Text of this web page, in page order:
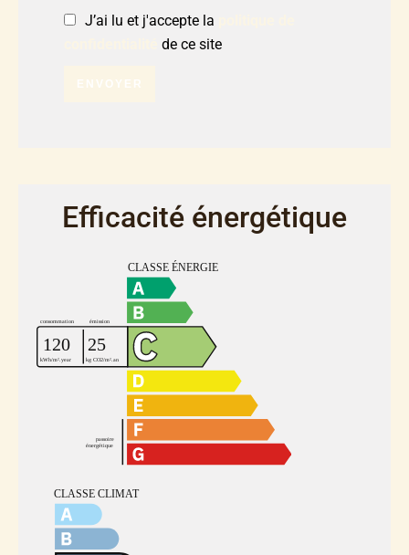
J’ai lu et j'accepte la
de ce site
ENVOYER
Efficacité énergétique